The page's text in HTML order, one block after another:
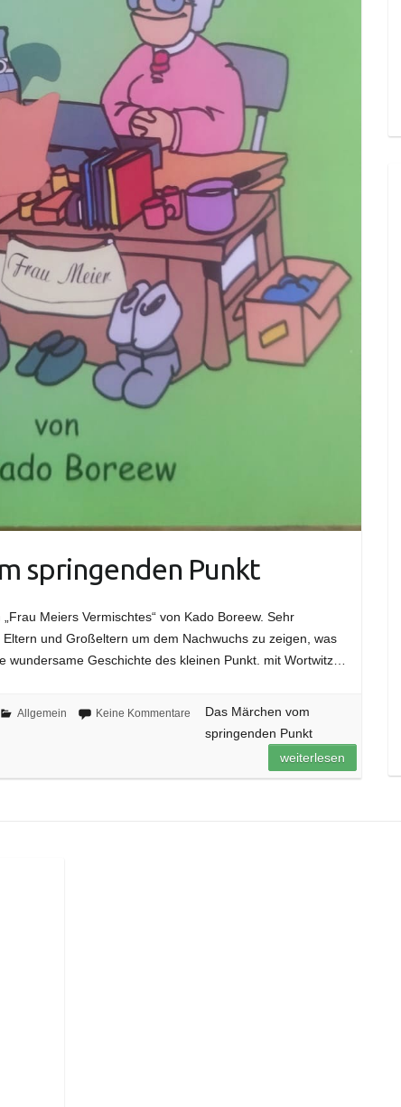
springenden Punkt
Meiers Vermischtes“ von Kado Boreew. Sehr
und Großeltern um dem Nachwuchs zu zeigen, was
wundersame Geschichte des kleinen Punkt. mit Wortwitz…
Allgemein Keine Kommentare
Das Märchen vom
springenden Punkt
weiterlesen